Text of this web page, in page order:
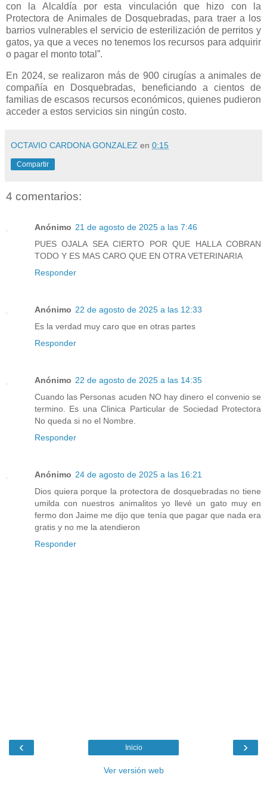
con la Alcaldía por esta vinculación que hizo con la
Protectora de Animales de Dosquebradas, para traer a los
barrios vulnerables el servicio de esterilización de perritos y
gatos, ya que a veces no tenemos los recursos para adquirir
o pagar el monto total”.
En 2024, se realizaron más de 900 cirugías a animales de
compañía en Dosquebradas, beneficiando a cientos de
familias de escasos recursos económicos, quienes pudieron
acceder a estos servicios sin ningún costo.
OCTAVIO CARDONA GONZALEZ en 0:15
Compartir
4 comentarios:
Anónimo 21 de agosto de 2025 a las 7:46
PUES OJALA SEA CIERTO POR QUE HALLA COBRAN
TODO Y ES MAS CARO QUE EN OTRA VETERINARIA
Responder
Anónimo 22 de agosto de 2025 a las 12:33
Es la verdad muy caro que en otras partes
Responder
Anónimo 22 de agosto de 2025 a las 14:35
Cuando las Personas acuden NO hay dinero el convenio se
termino. Es una Clinica Particular de Sociedad Protectora
No queda si no el Nombre.
Responder
Anónimo 24 de agosto de 2025 a las 16:21
Dios quiera porque la protectora de dosquebradas no tiene
umilda con nuestros animalitos yo llevé un gato muy en
fermo don Jaime me dijo que tenía que pagar que nada era
gratis y no me la atendieron
Responder
‹ ›
Inicio
Ver versión web